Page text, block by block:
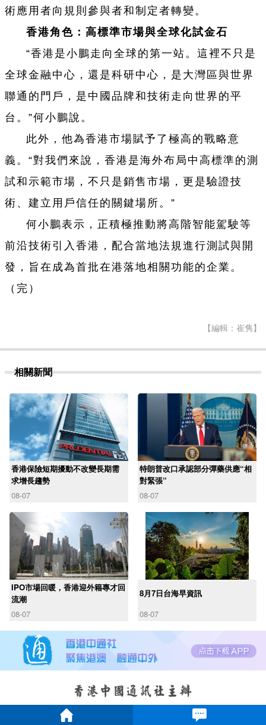
術應用者向規則參與者和制定者轉變。
香港角色：高標準市場與全球化試金石
“香港是小鵬走向全球的第一站。這裡不只是
全球金融中心，還是科研中心，是大灣區與世界
聯通的門戶，是中國品牌和技術走向世界的平
台。”何小鵬說。
此外，他為香港市場賦予了極高的戰略意
義。“對我們來說，香港是海外布局中高標準的測
試和示範市場，不只是銷售市場，更是驗證技
術、 建立用戶信任的關鍵場所。”
何小鵬表示，正積極推動將高階智能駕駛等
前沿技術引入香港，配合當地法規進行測試與開
發，旨在成為首批在港落地相關功能的企業。
（完）
【編輯：崔隽】
相關新聞
香港保險短期擾動不改變長期需
求增長趨勢
08-07
特朗普改口承認部分彈藥供應“相
對緊張”
08-07
IPO市場回暖，香港迎外籍專才回
流潮
08-07
8月7日台海早資訊
08-07